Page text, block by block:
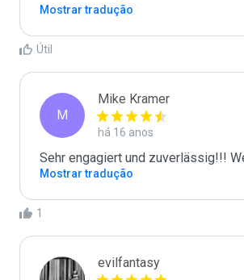
Mostrar tradução
Útil
M
Mike Kramer
há 16 anos
Sehr engagiert und zuverlässig!!!
Mostrar tradução
1
evilfantasy